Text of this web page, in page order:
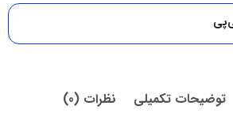
توضیحات تکمیلی نظرات (0)